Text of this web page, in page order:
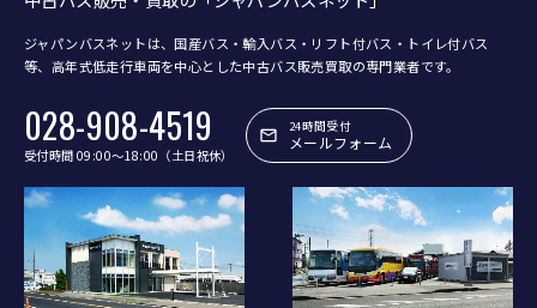
ジャパンバスネットは、国産バス・輸入バス・リフト付バス・トイレ付バス
等、 高年式低走行車両を中心とした中古バス販売買取の専門業者です。
028-908-4519
受付時間 09:00〜18:00（土日祝休）
24時間受付
メールフォーム